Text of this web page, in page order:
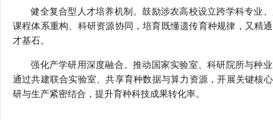
健全复合型人才培养机制。鼓励涉农高校设立跨学科专业
课程体系重构、科研资源协同，培育既懂遗传育种规律，又精
才基石。
强化产学研用深度融合。推动国家实验室、科研院所与种
通过共建联合实验室、共享育种数据与算力资源，开展关键
研与生产紧密结合，提升育种科技成果转化率。